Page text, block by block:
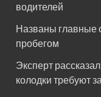
водителей
Названы главные
пробегом
Эксперт
колодки требуют